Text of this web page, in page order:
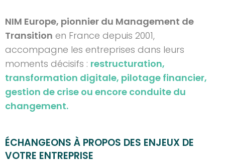
NIM Europe, pionnier du Management de
Transition en France depuis 2001,
accompagne les entreprises dans leurs
moments décisifs : restructuration,
transformation digitale, pilotage financier,
gestion de crise ou encore conduite du
changement.
ÉCHANGEONS À PROPOS DES ENJEUX DE
VOTRE ENTREPRISE